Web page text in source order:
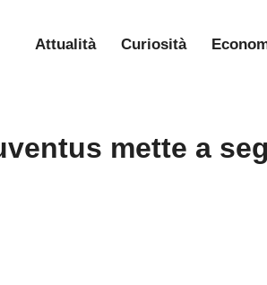
Attualità Curiosità
mette a